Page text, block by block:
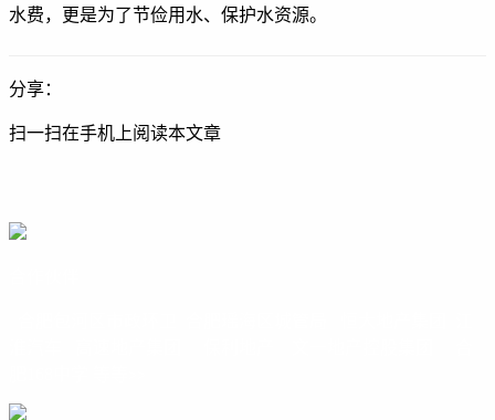
水费，更是为了节俭用水、保护水资源。
分享：
扫一扫在手机上阅读本文章